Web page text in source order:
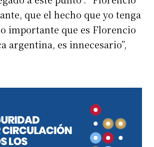
que el hecho que yo tenga
importante que es Florencio
argentina, es innecesario”,